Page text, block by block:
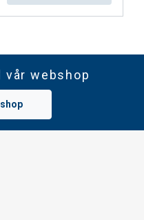
vår webshop